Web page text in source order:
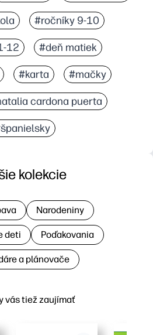
#ročníky 9-10
12 #deň matiek
#karta #mačky
cardona puerta
vás tiež zaujímať
kolekcie
Narodeniny
deti Poďakovania
a plánovače